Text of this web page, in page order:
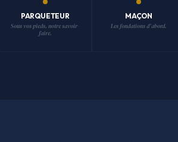
PARQUETEUR
Sous vos pieds, notre savoir-
faire.
MAÇON
Les fondations d'abord.